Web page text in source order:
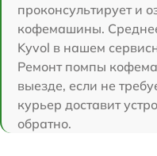
проконсультирует и
кофемашины.
Kyvol в нашем
Ремонт помпы
выезде, если не
курьер доставит
обратно.